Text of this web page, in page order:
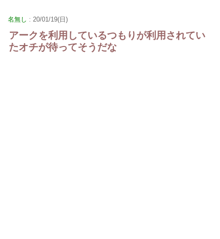
名無し : 20/01/19(日)
アークを利用しているつもりが利用されてい
たオチが待ってそうだな